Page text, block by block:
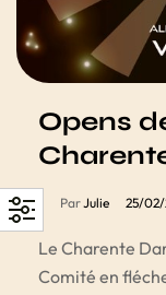
Opens
ParJulie 25/
Le Charente
Comité en